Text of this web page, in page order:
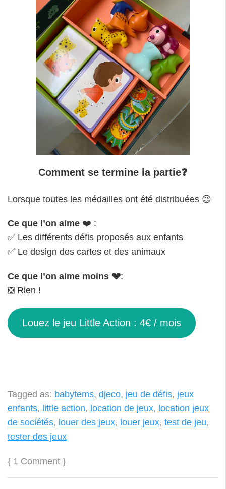
Comment se termine la partie❓
Lorsque toutes les médailles ont été distribuées 😉
Ce que l’on aime ❤️ :
✅ Les différents défis proposés aux enfants
✅ Le design des cartes et des animaux
Ce que l’on aime moins 💔:
❎ Rien !
Louez le jeu Little Action : 4€ / mois
Tagged as: babytems, djeco, jeu de défis, jeux
enfants, little action, location de jeux, location jeux
de sociétés, louer des jeux, louer jeux, test de jeu,
tester des jeux
{ 1 Comment }